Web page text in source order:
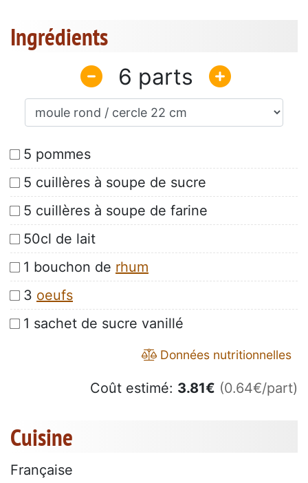
Ingrédients
6
5 pommes
5 cuillères à soupe de sucre
5 cuillères à soupe de farine
50cl de lait
1 bouchon de rhum
3 oeufs
1 sachet de sucre vanillé
Données nutritionnelles
Coût estimé: 3.81€ (0.64€/part)
Cuisine
Française